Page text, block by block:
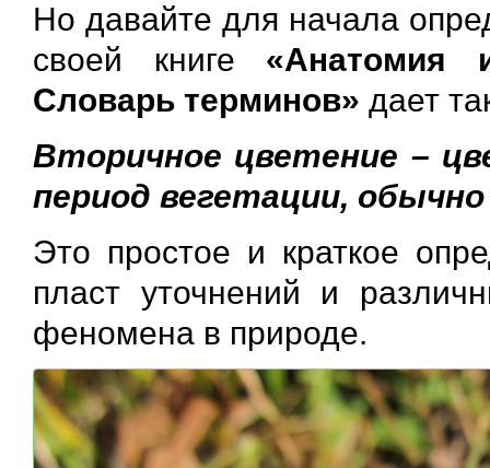
Но давайте для начала
своей книге «Анатомия
Словарь терминов» дает
Вторичное цветение –
период вегетации,
Это простое и краткое
пласт уточнений и
феномена в природе.